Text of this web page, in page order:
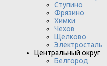
Ступино
Фрязино
Химки
Чехов
Щелково
Электросталь
Центральный округ
Белгород